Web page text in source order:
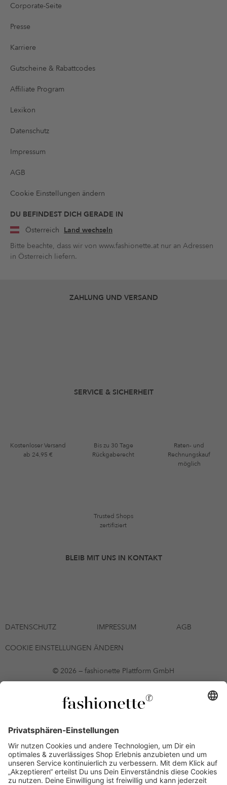
Corporate-Seite
Presse
Karriere
Gutscheine & Rabattcodes
Affiliate Program
Lexikon
Datenschutz
Impressum
AGB
Cookie Einstellungen ändern
DU BEFINDEST DICH GERADE IN
Österreich Land wechseln
Bitte beachte, dass wir von www.fashionette.at nur an Adressen
in Österreich liefern.
ZAHLUNG UND VERSAND
SERVICE & SICHERHEIT
Kostenloser Versand
ab 24,95 €
Bis zu 30 Tage
Rückgaberecht
Raten- und
Rechnungskauf
möglich
Trusted Shops
zertifiziert
BLEIB MIT UNS IN KONTAKT
DATENSCHUTZ IMPRESSUM AGB
COOKIE EINSTELLUNGEN ÄNDERN
© 2026 — fashionette Plattform GmbH
*Gutschein bis zum 12.08.2026 mehrmals auf alle Artikel der Seite
fashionette.at/selected-styles anwendbar. Es gelten die in den AGB
Einzelne Marken und Artikel können ausgeschlossen sein. Bonität
vorausgesetzt, alle Preise inkl. MwSt. und ohne Versandkosten. Bei
Ratenkäufen kann die letzte Rate geringfügig abweichen. Die
Anzahl der Raten und die jeweilige Verfügbarkeit von
Zahlungsmethoden kann variieren. Die Prominenten, die